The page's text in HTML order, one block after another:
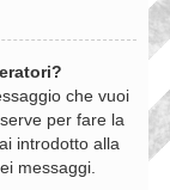
che vuoi
per fare la
introdotto alla
messaggi.